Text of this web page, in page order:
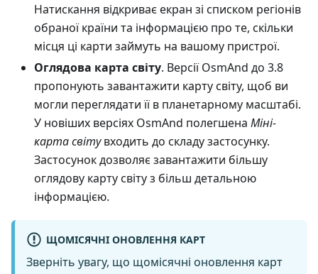
Натискання відкриває екран зі списком регіонів
обраної країни та інформацією про те, скільки
місця ці карти займуть на вашому пристрої.
Оглядова карта світу. Версії OsmAnd до 3.8
пропонують завантажити карту світу, щоб ви
могли переглядати її в планетарному масштабі.
У новіших версіях OsmAnd полегшена Міні-
карта світувходить до складу застосунку.
Застосунок дозволяє завантажити більшу
оглядову карту світу з більш детальною
інформацією.
ЩОМІСЯЧНІ ОНОВЛЕННЯ КАРТ
Зверніть увагу, що щомісячні оновлення карт